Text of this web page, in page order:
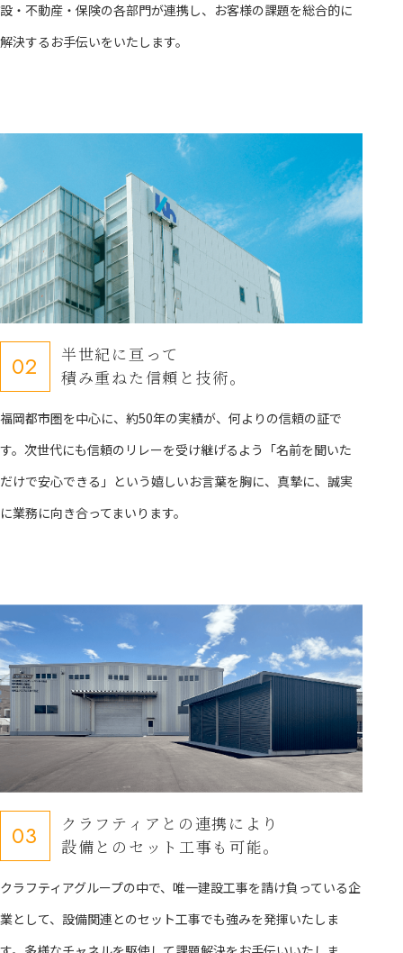
設・不動産・保険の各部門が連携し、お客様の課題を総合的に
解決するお手伝いをいたします。
02
半世紀に亘って
積み重ねた信頼と技術。
福岡都市圏を中心に、約50年の実績が、何よりの信頼の証で
す。次世代にも信頼のリレーを受け継げるよう「名前を聞いた
だけで安心できる」という嬉しいお言葉を胸に、真摯に、誠実
に業務に向き合ってまいります。
03
クラフティアとの連携により
設備とのセット工事も可能。
クラフティアグループの中で、唯一建設工事を請け負っている企
業として、設備関連とのセット工事でも強みを発揮いたしま